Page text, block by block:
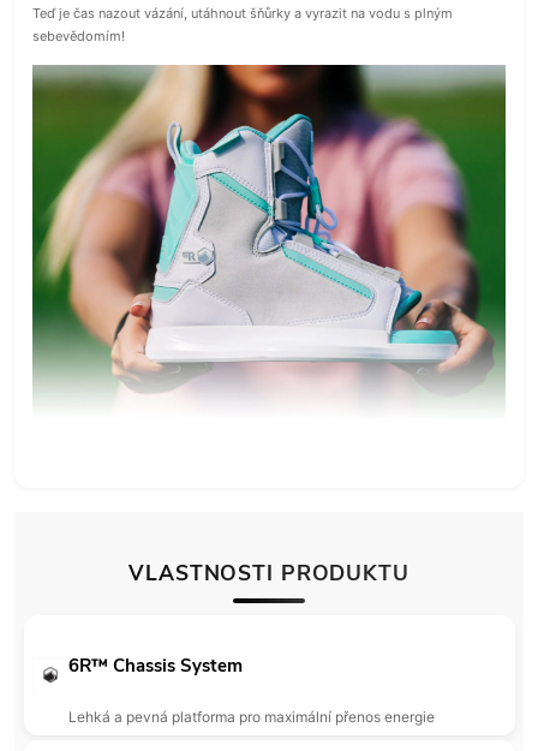
Teď je čas nazout vázání, utáhnout šňůrky a vyrazit na vodu s plným
sebevědomím!
VLASTNOSTI PRODUKTU
6R™ Chassis System
Lehká a pevná platforma pro maximální přenos energie